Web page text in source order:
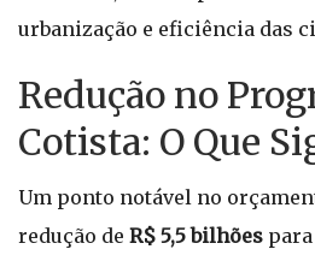
urbanização e eficiência das
Redução no
Cotista: O Que
Um ponto notável no
redução de R$ 5,5 bilhões para